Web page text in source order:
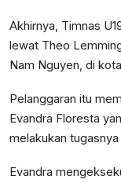
Akhirnya, Timnas
lewat Theo
Nam Nguyen, di
Pelanggaran itu
Evandra Floresta
melakukan
Evandra